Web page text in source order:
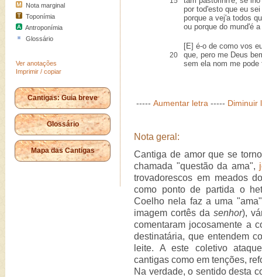
Nota marginal
Toponímia
Antroponímia
Glossário
Ver anotações
Imprimir / copiar
Cantigas: Guia breve
Glossário
Mapa das Cantigas
por tod'esto que eu
porque a vej'a todos
ou porque do mund'é
[E] é-o de como vos
20
que, pero me Deus
sem ela nom me pode
----- Aumentar letra ----- Diminuir
Nota geral:
Cantiga de amor que se
chamada "questão da ama",
trovadorescos em meados
como ponto de partida o
Coelho nela faz a uma
imagem cortês da senhor),
comentaram jocosamente a
destinatária, que entendem
leite. A este coletivo
cantigas como em tenções,
Na verdade, o sentido desta